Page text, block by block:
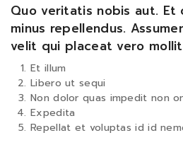
Quo veritatis nobis aut.
minus repellendus.
velit qui placeat vero
Et illum
Libero ut sequi
Non dolor quas impedit non
Expedita
Repellat et voluptas id id